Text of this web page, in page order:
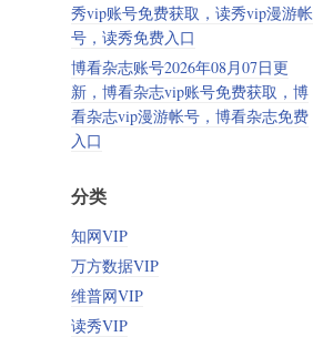
秀vip账号免费获取，读秀vip漫游帐
号，读秀免费入口
博看杂志账号2026年08月07日更
新，博看杂志vip账号免费获取，博
看杂志vip漫游帐号，博看杂志免费
入口
分类
知网VIP
万方数据VIP
维普网VIP
读秀VIP